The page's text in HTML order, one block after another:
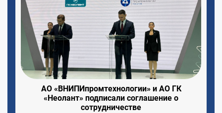
АО «ВНИПИпромтехнологии» и АО ГК
«Неолант» подписали соглашение о
сотрудничестве